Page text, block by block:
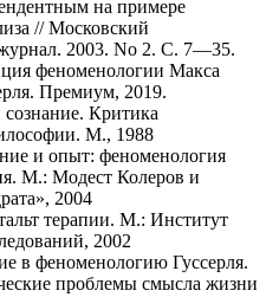
на примере
// Московский
2003. No 2. С. 7—35.
феноменологии Макса
Премиум, 2019.
Критика
М., 1988
и опыт: феноменология
М.: Модест Колеров и
2004
терапии. М.: Институт
2002
в феноменологию Гуссерля.
проблемы смысла жизни